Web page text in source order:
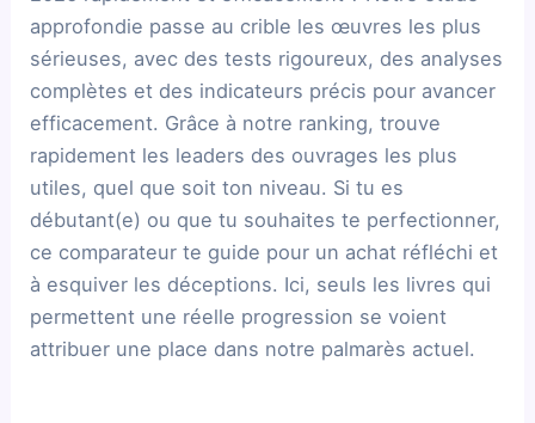
approfondie passe au crible les œuvres les plus
sérieuses, avec des tests rigoureux, des analyses
complètes et des indicateurs précis pour avancer
efficacement. Grâce à notre ranking, trouve
rapidement les leaders des ouvrages les plus
utiles, quel que soit ton niveau. Si tu es
débutant(e) ou que tu souhaites te perfectionner,
ce comparateur te guide pour un achat réfléchi et
à esquiver les déceptions. Ici, seuls les livres qui
permettent une réelle progression se voient
attribuer une place dans notre palmarès actuel.